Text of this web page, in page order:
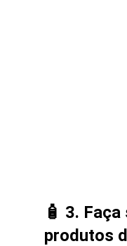
🧴 3.
produtos